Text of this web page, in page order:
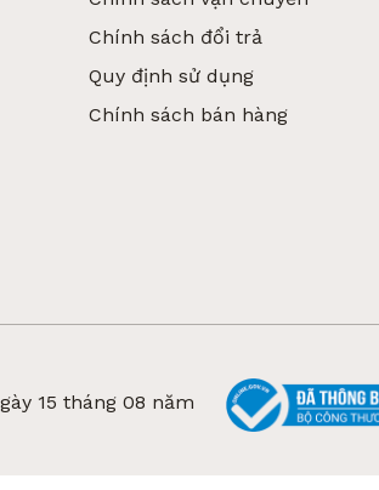
Chính sách đổi trả
Quy định sử dụng
Chính sách bán hàng
15 tháng 08 năm